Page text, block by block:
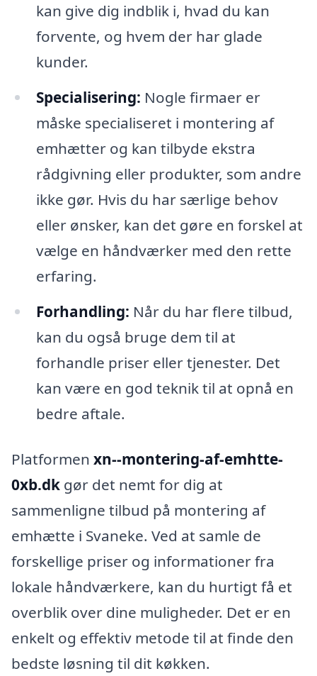
kan give dig indblik i, hvad du kan
forvente, og hvem der har glade
kunder.
Specialisering: Nogle firmaer er
måske specialiseret i montering af
emhætter og kan tilbyde ekstra
rådgivning eller produkter, som andre
ikke gør. Hvis du har særlige behov
eller ønsker, kan det gøre en forskel at
vælge en håndværker med den rette
erfaring.
Forhandling: Når du har flere tilbud,
kan du også bruge dem til at
forhandle priser eller tjenester. Det
kan være en god teknik til at opnå en
bedre aftale.
Platformen xn--montering-af-emhtte-
0xb.dk gør det nemt for dig at
sammenligne tilbud på montering af
emhætte i Svaneke. Ved at samle de
forskellige priser og informationer fra
lokale håndværkere, kan du hurtigt få et
overblik over dine muligheder. Det er en
enkelt og effektiv metode til at finde den
bedste løsning til dit køkken.